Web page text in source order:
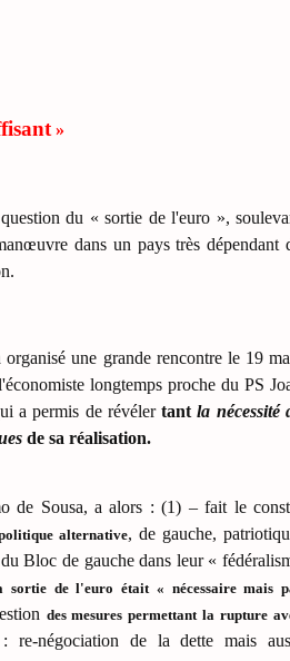
»
du « sortie de l'euro »,
dans un pays très dépendant
une grande rencontre le 19
longtemps proche du PS
a permis de révélertant la nécessité
de sa réalisation.
de Sousa, a alors : (1) – fait le
alternative, de gauche,
Bloc de gauche dans leur «
sortie de l'euro était « nécessaire mais
des mesures permettant la rupture
re-négociation de la dette mais